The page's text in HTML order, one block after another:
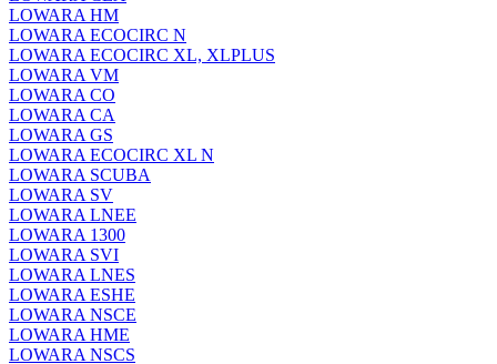
LOWARA HM
LOWARA ECOCIRC N
LOWARA ECOCIRC XL, XLPLUS
LOWARA VM
LOWARA CO
LOWARA CA
LOWARA GS
LOWARA ECOCIRC XL N
LOWARA SCUBA
LOWARA SV
LOWARA LNEE
LOWARA 1300
LOWARA SVI
LOWARA LNES
LOWARA ESHE
LOWARA NSCE
LOWARA HME
LOWARA NSCS